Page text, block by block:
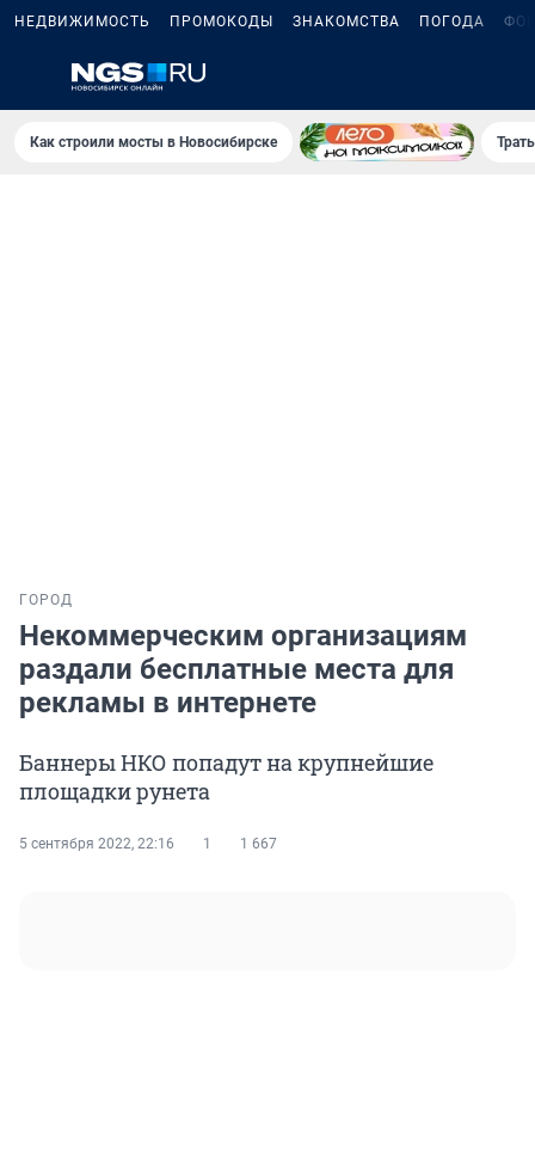
НЕДВИЖИМОСТЬ ПРОМОКОДЫ ЗНАКОМСТВА ПОГОДА
Как строили мосты в Новосибирске
ГОРОД
Некоммерческим организациям
раздали бесплатные места для
рекламы в интернете
Баннеры НКО попадут на крупнейшие
площадки рунета
5 сентября 2022, 22:16 1 1 667